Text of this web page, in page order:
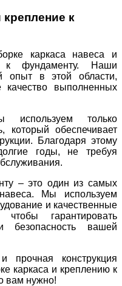
к
каркаса навеса и
к фундаменту. Наши
опыт в этой области,
качество выполненных
только
который обеспечивает
Благодаря этому
годы, не требуя
– это один из самых
Мы используем
и качественные
гарантировать
безопасность вашей
конструкция
каркаса и креплению к
вам нужно!